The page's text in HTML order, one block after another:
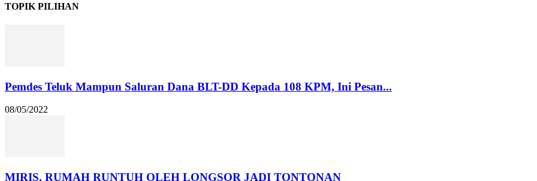
TOPIK PILIHAN
Pemdes Teluk Mampun Saluran Dana BLT-DD Kepada 108 KPM, Ini Pesan...
08/05/2022
MIRIS, RUMAH RUNTUH OLEH LONGSOR JADI TONTONAN